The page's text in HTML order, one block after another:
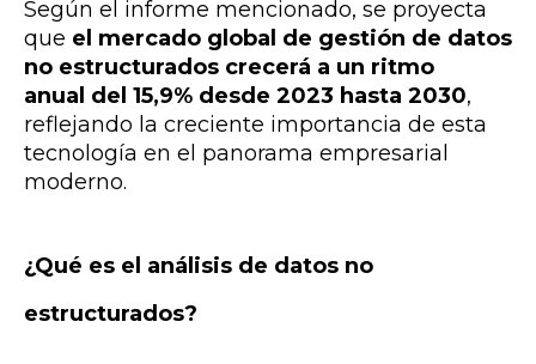
Según el informe mencionado, se proyecta
que el mercado global de gestión de datos
no estructurados crecerá a un ritmo
anual del 15,9% desde 2023 hasta 2030,
reflejando la creciente importancia de esta
tecnología en el panorama empresarial
moderno.
¿Qué es el análisis de datos no
estructurados?